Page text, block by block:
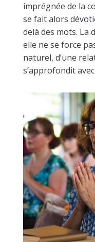
imprégnée de la
se fait alors
delà des mots. La
elle ne se force
naturel, d’une
s’approfondit